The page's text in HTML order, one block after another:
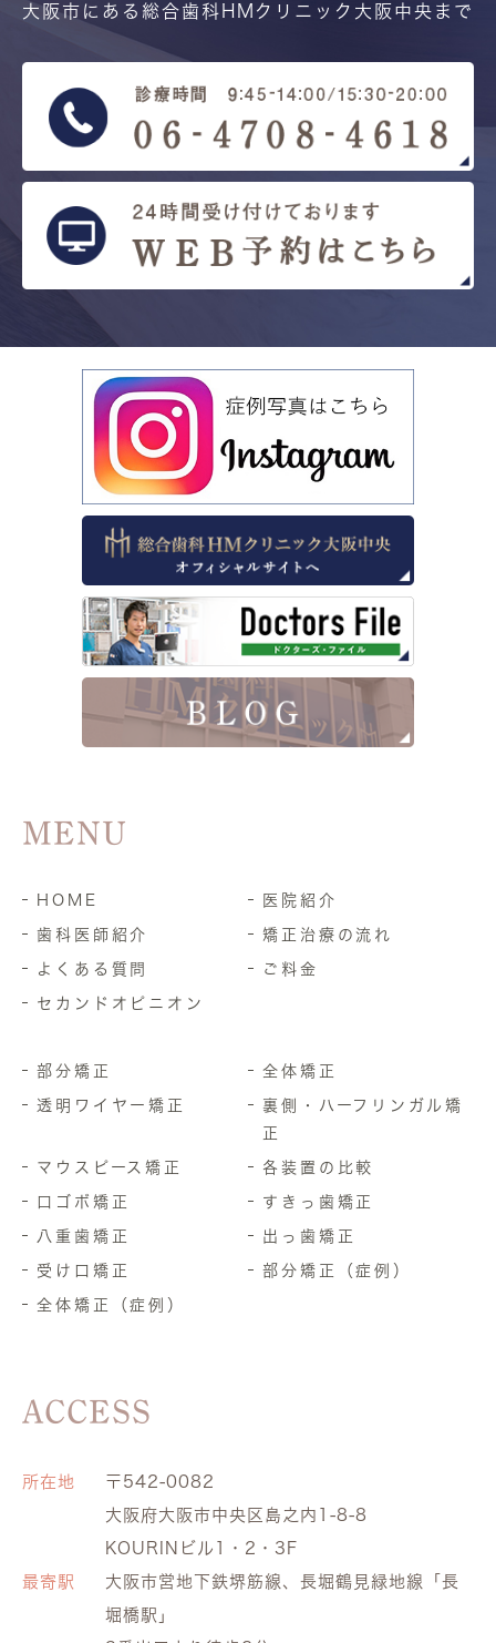
大阪市にある総合歯科HMクリニック大阪中央まで
MENU
HOME 医院紹介
歯科医師紹介 矯正治療の流れ
よくある質問 ご料金
セカンドオピニオン
部分矯正 全体矯正
透明ワイヤー矯正
裏側・ハーフリンガル矯
正
マウスピース矯正 各装置の比較
口ゴボ矯正 すきっ歯矯正
八重歯矯正 出っ歯矯正
受け口矯正 部分矯正（症例）
全体矯正（症例）
ACCESS
所在地
〒542-0082
大阪府大阪市中央区島之内1-8-8
KOURINビル1・2・3F
最寄駅
大阪市営地下鉄堺筋線、長堀鶴見緑地線「長
堀橋駅」